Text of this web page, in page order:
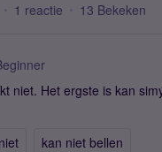
1 reactie 13 Bekeken
niet. Het ergste is kan
kan niet bellen